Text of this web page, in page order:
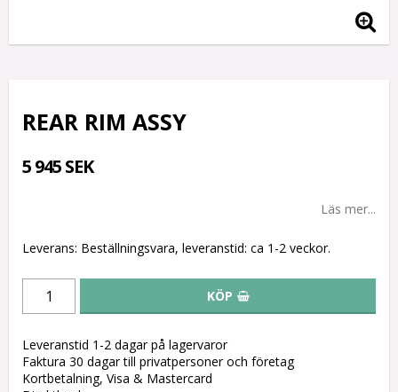
REAR RIM ASSY
5 945 SEK
Läs mer...
Leverans: Beställningsvara, leveranstid: ca 1-2 veckor.
KÖP
Leveranstid 1-2 dagar på lagervaror
Faktura 30 dagar till privatpersoner och företag
Kortbetalning, Visa & Mastercard